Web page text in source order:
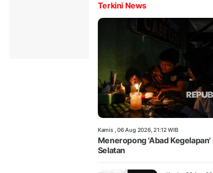
Terkini News
Kamis , 06 Aug 2026, 21:12 WIB
Meneropong 'Abad Kegelapan'
Selatan